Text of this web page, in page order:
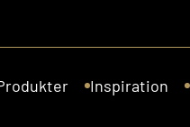
Inspiration